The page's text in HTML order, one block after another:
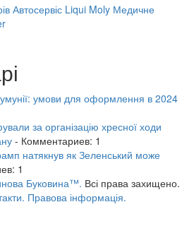
Автосервіс Liqui Moly Медичне
умови для оформлення в 2024
за організацію хресної ходи
- Комментариев: 1
натякнув як Зеленський може
1
Буковина™. Всі права захищено.
Правова інформація.